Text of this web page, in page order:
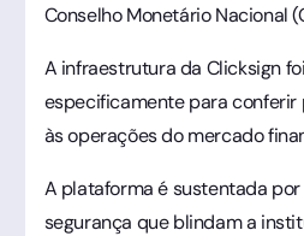
Conselho Monetário Nacional
A infraestrutura da Clicksign
especificamente para
às operações do mercado
A plataforma é sustentada
segurança que blindam a